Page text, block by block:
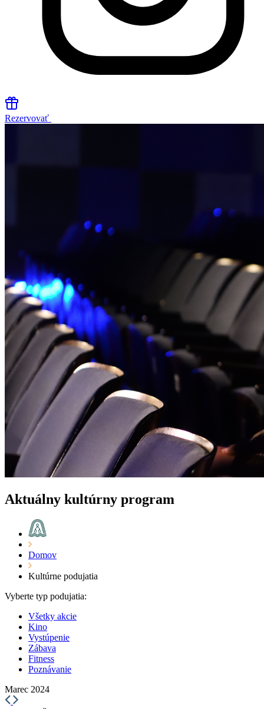
Rezervovať
Aktuálny kultúrny program
Domov
Kultúrne podujatia
Vyberte typ podujatia:
Všetky akcie
Kino
Vystúpenie
Zábava
Fitness
Poznávanie
Marec 2024